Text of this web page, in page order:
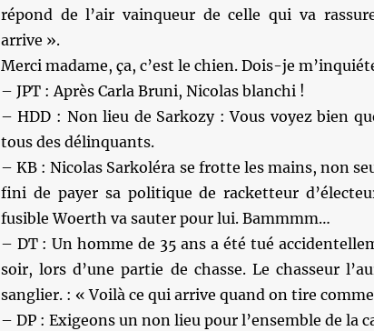
répond de l’air vainqueur de celle qui va
arrive ».
Merci madame, ça, c’est le chien. Dois-je
– JPT : Après Carla Bruni, Nicolas blanchi !
– HDD : Non lieu de Sarkozy : Vous voyez bien
tous des délinquants.
– KB : Nicolas Sarkoléra se frotte les mains, non
fini de payer sa politique de racketteur
fusible Woerth va sauter pour lui. Bammmm…
– DT : Un homme de 35 ans a été tué
soir, lors d’une partie de chasse. Le chasseur
sanglier. : « Voilà ce qui arrive quand on tire
– DP : Exigeons un non lieu pour l’ensemble de la